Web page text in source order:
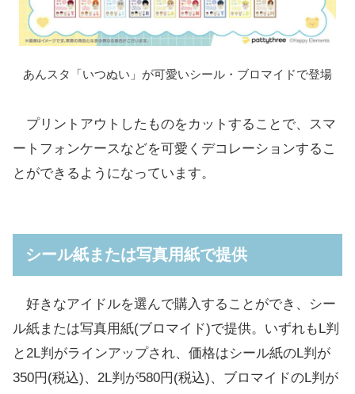
あんスタ「いつぬい」が可愛いシール・ブロマイドで登場
プリントアウトしたものをカットすることで、スマ
ートフォンケースなどを可愛くデコレーションするこ
とができるようになっています。
シール紙または写真用紙で提供
好きなアイドルを選んで購入することができ、シー
ル紙または写真用紙(ブロマイド)で提供。いずれもL判
と2L判がラインアップされ、価格はシール紙のL判が
350円(税込)、2L判が580円(税込)、ブロマイドのL判が